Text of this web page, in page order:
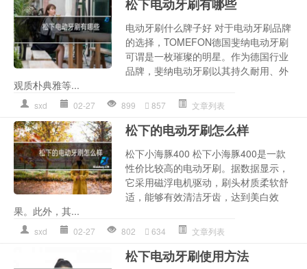
松下电动牙刷有哪些
电动牙刷什么牌子好 对于电动牙刷品牌
的选择，TOMEFON德国斐纳电动牙刷
可谓是一枚璀璨的明星。作为德国行业
品牌，斐纳电动牙刷以其持久耐用、外
观质朴典雅等...
sxd 02-27 899 857 文章列表
松下的电动牙刷怎么样
松下小海豚400 松下小海豚400是一款
性价比较高的电动牙刷。据数据显示，
它采用磁浮电机驱动，刷头材质柔软舒
适，能够有效清洁牙齿，达到美白效
果。此外，其...
sxd 02-27 802 634 文章列表
松下电动牙刷使用方法